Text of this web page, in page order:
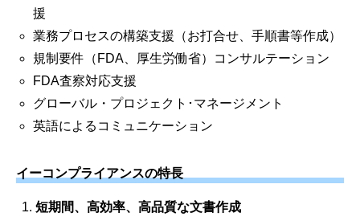
援
業務プロセスの構築支援（お打合せ、手順書等作成）
規制要件（FDA、厚生労働省）コンサルテーション
FDA査察対応支援
グローバル・プロジェクト･マネージメント
英語によるコミュニケーション
イーコンプライアンスの特長
短期間、高効率、高品質な文書作成